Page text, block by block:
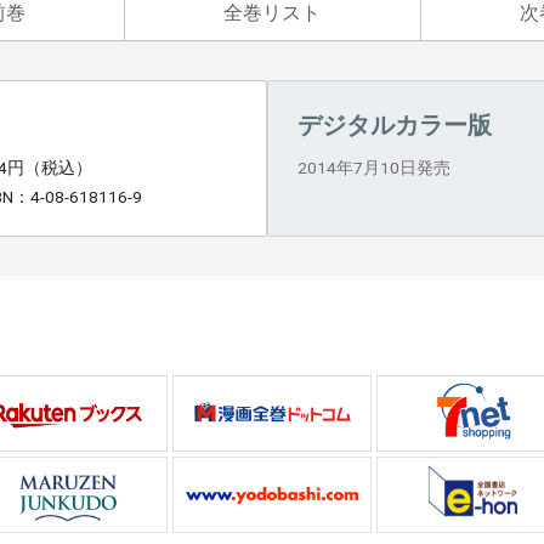
巻 全巻リスト 次
円（税込）
：4-08-618116-9
デジタルカラー版
2014年7月10日発売